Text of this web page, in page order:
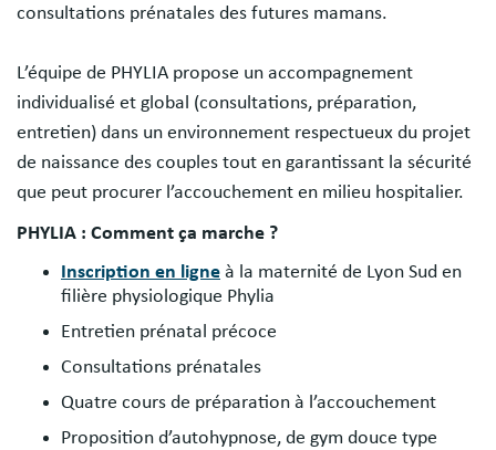
consultations prénatales des futures mamans.
L’équipe de PHYLIA propose un accompagnement
individualisé et global (consultations, préparation,
entretien) dans un environnement respectueux du projet
de naissance des couples tout en garantissant la sécurité
que peut procurer l’accouchement en milieu hospitalier.
PHYLIA : Comment ça marche ?
Inscription en ligne à la maternité de Lyon Sud en
filière physiologique Phylia
Entretien prénatal précoce
Consultations prénatales
Quatre cours de préparation à l’accouchement
Proposition d’autohypnose, de gym douce type